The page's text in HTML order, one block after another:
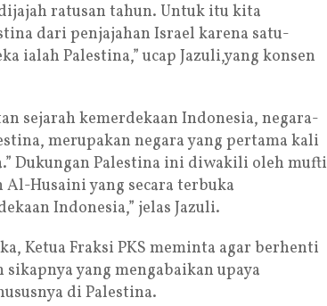
ratusan tahun. Untuk itu kita
dari penjajahan Israel karena satu-
ialah Palestina,” ucap Jazuli,yang konsen
sejarah kemerdekaan Indonesia, negara-
merupakan negara yang pertama kali
Dukungan Palestina ini diwakili oleh mufti
Husaini yang secara terbuka
Indonesia,” jelas Jazuli.
Ketua Fraksi PKS meminta agar berhenti
yang mengabaikan upaya
di Palestina.